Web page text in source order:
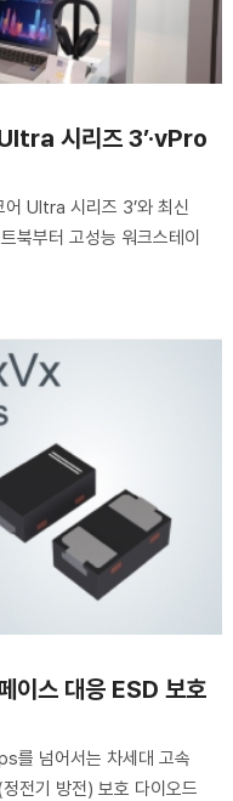
시리즈 3’·vPro
어 Ultra 시리즈 3’와 최신
북부터 고성능 워크스테이
이스 대응 ESD 보호
를 넘어서는 차세대 고속
전기 방전) 보호 다이오드